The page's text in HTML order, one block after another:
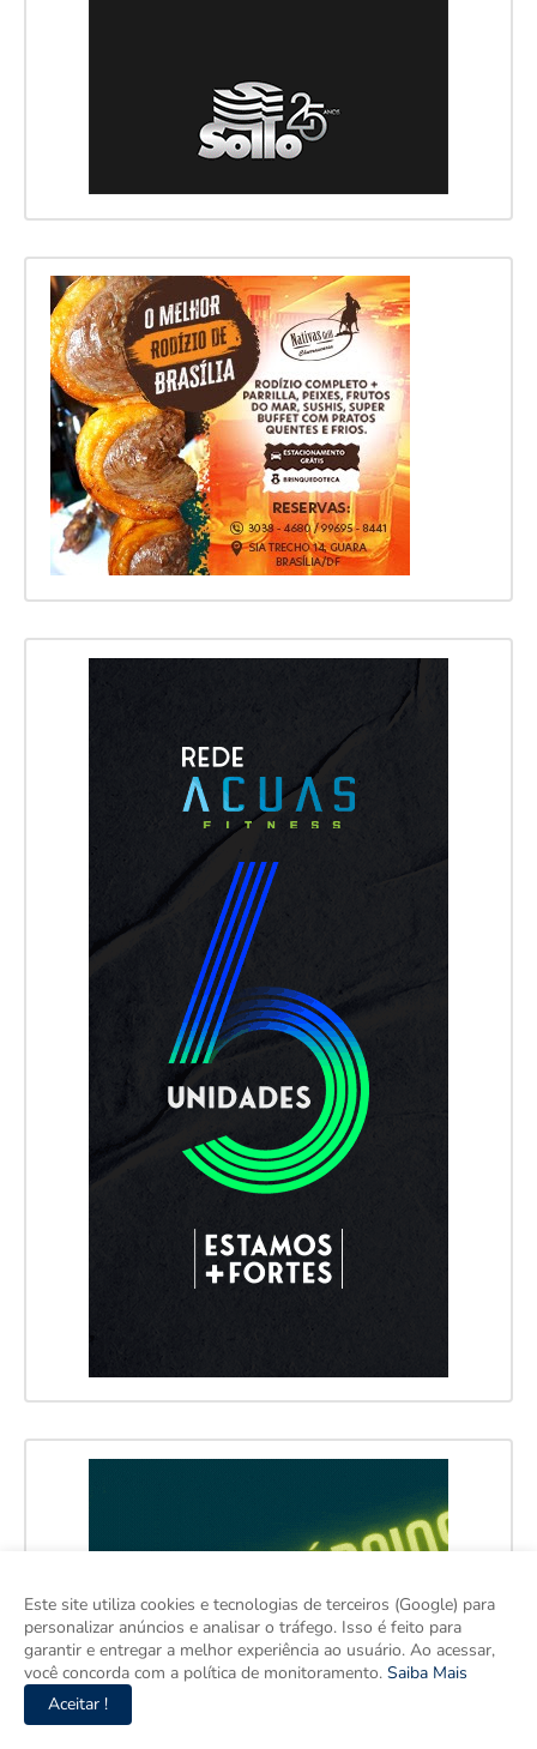
Este site utiliza cookies e tecnologias de terceiros (Google) para
personalizar anúncios e analisar o tráfego. Isso é feito para
garantir e entregar a melhor experiência ao usuário. Ao acessar,
você concorda com a política de monitoramento. Saiba Mais
Aceitar !